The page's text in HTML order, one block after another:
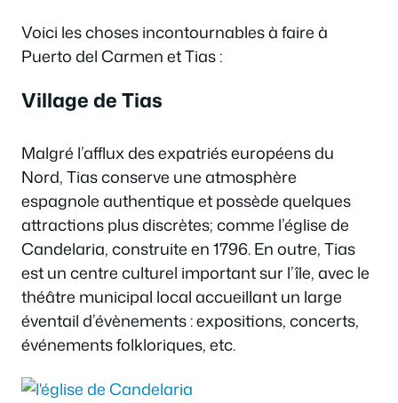
Voici les choses incontournables à faire à
Puerto del Carmen et Tias :
Village de Tias
Malgré l’afflux des expatriés européens du
Nord, Tias conserve une atmosphère
espagnole authentique et possède quelques
attractions plus discrètes; comme l’église de
Candelaria, construite en 1796. En outre, Tias
est un centre culturel important sur l’île, avec le
théâtre municipal local accueillant un large
éventail d’évènements : expositions, concerts,
événements folkloriques, etc.